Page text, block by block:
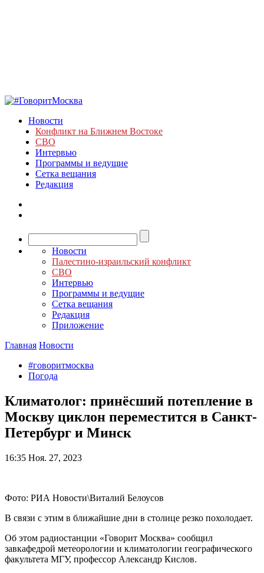
Новости
Конфликт на Ближнем Востоке
СВО
Интервью
Программы и ведущие
Сетка вещания
Редакция
Новости
Палестино-израильский конфликт
СВО
Интервью
Программы и ведущие
Сетка вещания
Редакция
Приложение
Главная Новости
#говоритмосква
Погода
Климатолог: принёсший потепление в
Москву циклон переместится в Санкт-
Петербург и Минск
16:35 Ноя. 27, 2023
Фото: РИА Новости\Виталий Белоусов
В связи с этим в ближайшие дни в столице резко похолодает.
Об этом радиостанции «Говорит Москва» сообщил
завкафедрой метеорологии и климатологии географического
факультета МГУ, профессор Александр Кислов.